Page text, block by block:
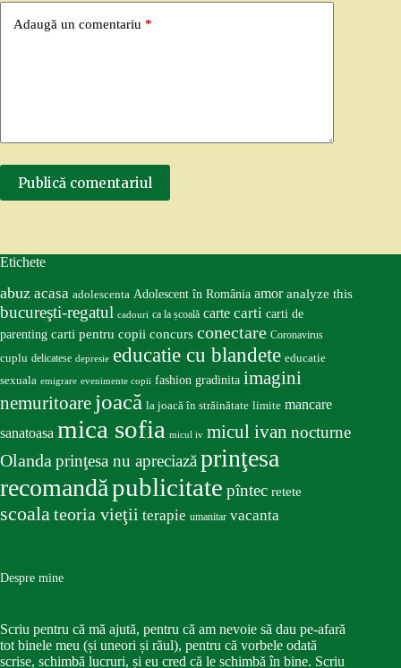
Adaugă un comentariu *
Publică comentariul
Etichete
abuz acasa adolescenta Adolescent în România amor analyze this
bucureşti-regatul cadouri ca la școală carte carti carti de
parenting carti pentru copii concurs conectare Coronavirus
cuplu delicatese depresie educatie cu blandete educatie
sexuala emigrare evenimente copii fashion gradinita imagini
nemuritoare joacă la joacă în străinătate limite mancare
sanatoasa mica sofia micul iv micul ivan nocturne
Olandaprinţesa nu apreciazăprinţesa
recomandăpublicitate pîntec retete
scoalateoria vieţii terapie umanitar vacanta
Despre mine
Scriu pentru că mă ajută, pentru că am nevoie să dau pe-afară
tot binele meu (și uneori și răul), pentru că vorbele odată
scrise, schimbă lucruri, și eu cred că le schimbă în bine. Scriu